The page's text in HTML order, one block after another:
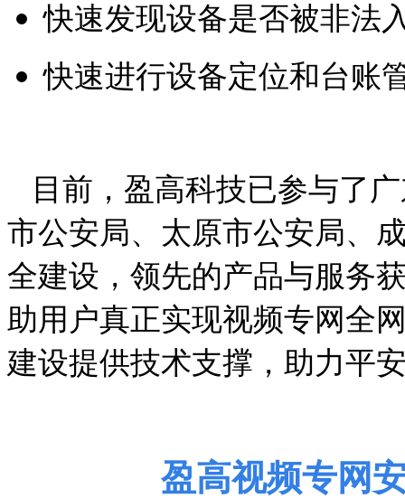
快速发现设备是否被非法
快速进行设备定位和台账
目前，盈高科技已参与了
市公安局、太原市公安局、
全建设，领先的产品与服务
助用户真正实现视频专网全
建设提供技术支撑，助力平
盈高视频专网